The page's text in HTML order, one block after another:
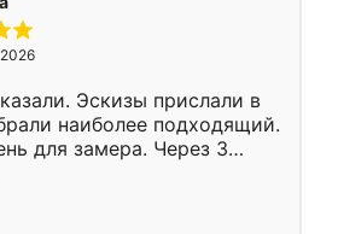
Эскизы прислали в
наиболее подходящий.
для замера. Через 3
уже готова. Остались
Спасибо Ренессанс
работу!